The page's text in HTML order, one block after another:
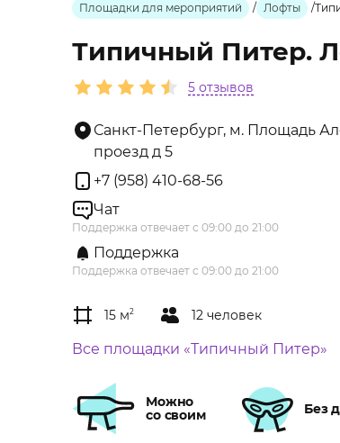
Площадки для мероприятий / Лофты /
Типичный Питер.
5 отзывов
Санкт-Петербург, м. Площадь
проезд д 5
+7 (958) 410-68-56
Чат
Поддержка отвечает с 09:00 до 21:00
Поддержка
Поддержка отвечает с 09:00 до 21:00
15 м2 12 человек
Все площадки «Типичный Питер»
Можно
со своим
Без